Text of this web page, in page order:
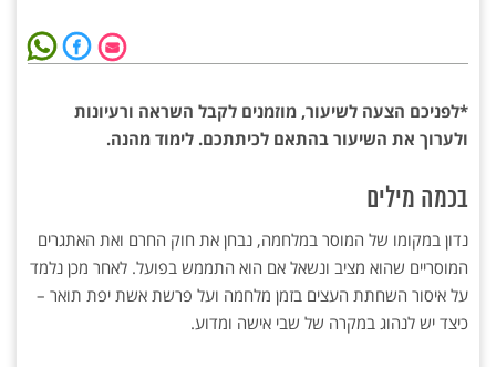
*לפניכם הצעה לשיעור, מוזמנים לקבל השראה ורעיונות
ולערוך את השיעור בהתאם לכיתתכם. לימוד מהנה.
בכמה מילים
נדון במקומו של המוסר במלחמה, נבחן את חוק החרם ואת האתגרים
המוסריים שהוא מציב ונשאל אם הוא התממש בפועל. לאחר מכן נלמד
על איסור השחתת העצים בזמן מלחמה ועל פרשת אשת יפת תואר –
כיצד יש לנהוג במקרה של שבי אישה ומדוע.